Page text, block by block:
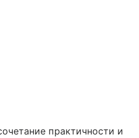
практичности и